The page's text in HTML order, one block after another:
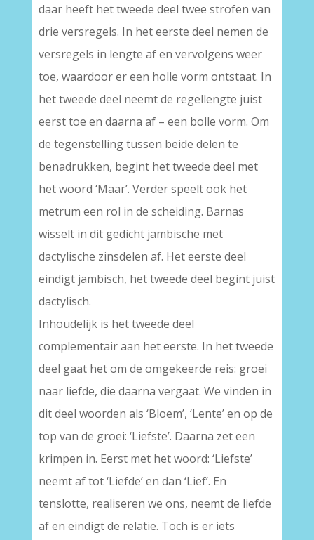
daar heeft het tweede deel twee strofen van
drie versregels. In het eerste deel nemen de
versregels in lengte af en vervolgens weer
toe, waardoor er een holle vorm ontstaat. In
het tweede deel neemt de regellengte juist
eerst toe en daarna af – een bolle vorm. Om
de tegenstelling tussen beide delen te
benadrukken, begint het tweede deel met
het woord ‘Maar’. Verder speelt ook het
metrum een rol in de scheiding. Barnas
wisselt in dit gedicht jambische met
dactylische zinsdelen af. Het eerste deel
eindigt jambisch, het tweede deel begint juist
dactylisch.
Inhoudelijk is het tweede deel
complementair aan het eerste. In het tweede
deel gaat het om de omgekeerde reis: groei
naar liefde, die daarna vergaat. We vinden in
dit deel woorden als ‘Bloem’, ‘Lente’ en op de
top van de groei: ‘Liefste’. Daarna zet een
krimpen in. Eerst met het woord: ‘Liefste’
neemt af tot ‘Liefde’ en dan ‘Lief’. En
tenslotte, realiseren we ons, neemt de liefde
af en eindigt de relatie. Toch is er iets